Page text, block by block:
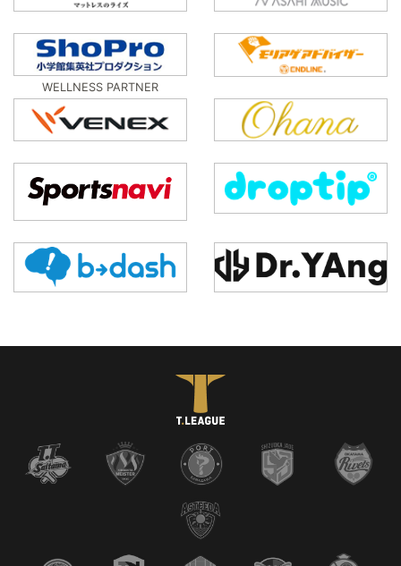
WELLNESS PARTNER